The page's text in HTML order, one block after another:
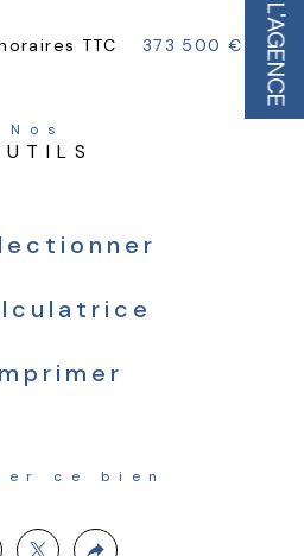
L'AGENCE
TTC
373 500 €
Nos
ce bien